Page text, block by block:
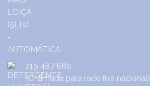
219 487 680
(Chamada para rede fixa nacional)